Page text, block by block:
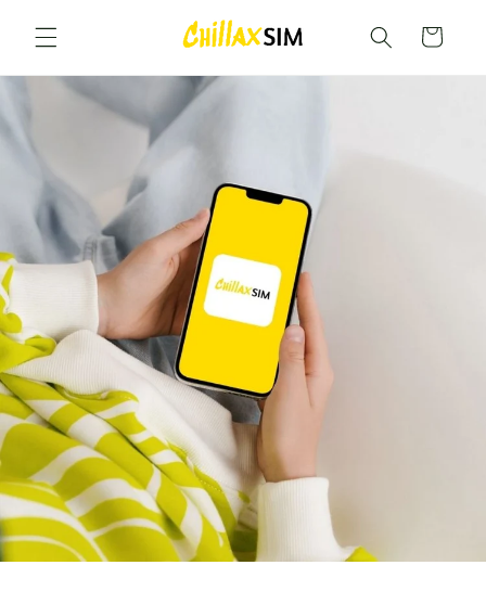
indhold
Vogn